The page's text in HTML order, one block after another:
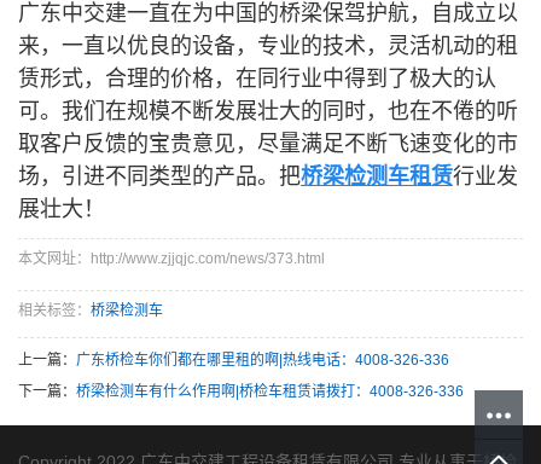
广东中交建一直在为中国的桥梁保驾护航，自成立以
来，一直以优良的设备，专业的技术，灵活机动的租
赁形式，合理的价格，在同行业中得到了极大的认
可。我们在规模不断发展壮大的同时，也在不倦的听
取客户反馈的宝贵意见，尽量满足不断飞速变化的市
场，引进不同类型的产品。把桥梁检测车租赁行业发
展壮大！
本文网址：http://www.zjjqjc.com/news/373.html
相关标签： 桥梁检测车
上一篇： 广东桥检车你们都在哪里租的啊|热线电话：4008-326-336
下一篇： 桥梁检测车有什么作用啊|桥检车租赁请拨打：4008-326-336